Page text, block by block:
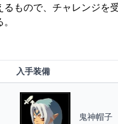
もので、チャレンジ
入手装備
鬼神帽子